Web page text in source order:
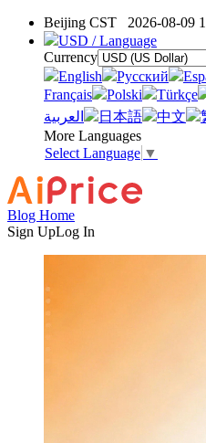
Beijing CST 2026-08-09
USD / Language
Currency
English
Pусский
Français
Polski Türkçe
العربية
日本語 中文
More Languages
Select Language ▼
Blog Home
Sign UpLog In